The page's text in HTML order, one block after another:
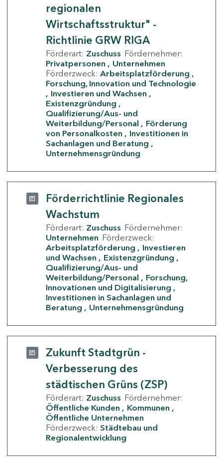
regionalen
Wirtschaftsstruktur" -
Richtlinie GRW RIGA
Förderart: Zuschuss Fördernehmer:
Privatpersonen
Unternehmen
Förderzweck: Arbeitsplatzförderung
Forschung, Innovation und Technologie
Investieren und Wachsen
Existenzgründung
Qualifizierung/Aus- und
Weiterbildung/Personal
Förderung
von Personalkosten
Investitionen in
Sachanlagen und Beratung
Unternehmensgründung
Förderrichtlinie Regionales
Wachstum
Förderart: Zuschuss Fördernehmer:
Unternehmen Förderzweck:
Arbeitsplatzförderung
Investieren
und Wachsen
Existenzgründung
Qualifizierung/Aus- und
Weiterbildung/Personal
Forschung,
Innovationen und Digitalisierung
Investitionen in Sachanlagen und
Beratung
Unternehmensgründung
Zukunft Stadtgrün -
Verbesserung des
städtischen Grüns (ZSP)
Förderart: Zuschuss Fördernehmer:
Öffentliche Kunden
Kommunen
Öffentliche Unternehmen
Förderzweck: Städtebau und
Regionalentwicklung